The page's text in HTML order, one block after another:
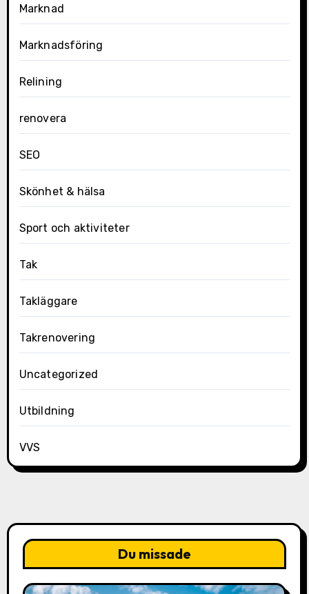
Marknad
Marknadsföring
Relining
renovera
SEO
Skönhet & hälsa
Sport och aktiviteter
Tak
Takläggare
Takrenovering
Uncategorized
Utbildning
VVS
Du missade